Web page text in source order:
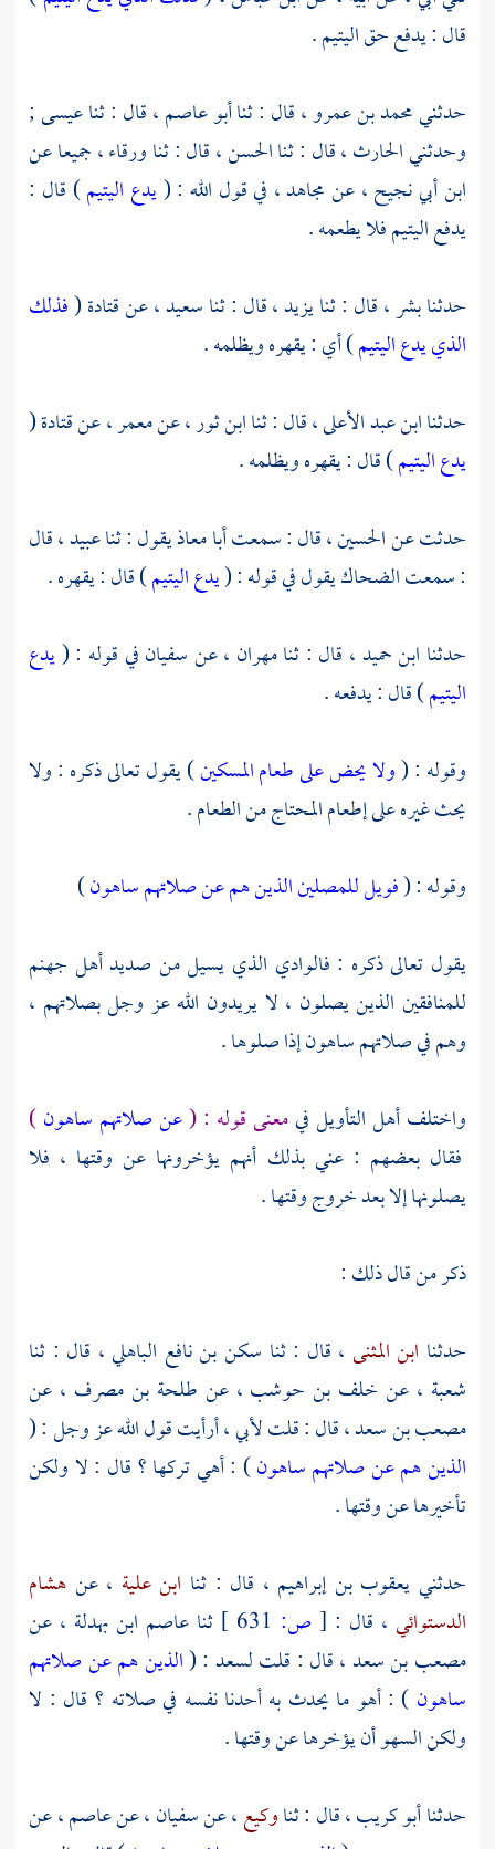
قال : يدفع حق اليتيم .
حدثنيمحمد بن عمرو، قال : ثناأبو عاصم، قال : ثناعيسى;
وحدثنيالحارث، قال : ثناالحسن، قال : ثناورقاء ،جميعا عن
ابن أبي نجيح ،عنمجاهد، في قول الله : (يدع اليتيم) قال :
يدفع اليتيم فلا يطعمه .
حدثنابشر، قال : ثنايزيد، قال : ثناسعيد ،عنقتادة(فذلك
الذي يدع اليتيم) أي : يقهره ويظلمه .
حدثناابن عبد الأعلى، قال : ثناابن ثور، عنمعمر، عنقتادة(
يدع اليتيم) قال : يقهره ويظلمه .
حدثت عنالحسين، قال : سمعتأبا معاذيقول : ثناعبيد، قال
: سمعتالضحاكيقول في قوله : (يدع اليتيم) قال : يقهره .
حدثنا ابن حميد، قال : ثنامهران ، عنسفيانفي قوله : (يدع
اليتيم) قال : يدفعه .
وقوله : (ولا يحض على طعام المسكين) يقول تعالى ذكره : ولا
يحث غيره على إطعام المحتاج من الطعام .
وقوله : (فويل للمصلين الذين هم عن صلاتهم ساهون)
يقول تعالى ذكره : فالوادي الذي يسيل من صديد أهل جهنم
للمنافقين الذين يصلون ، لا يريدون الله عز وجل بصلاتهم ،
وهم في صلاتهم ساهون إذا صلوها .
واختلف أهل التأويل فيمعنى قوله : (عن صلاتهم ساهون)
فقال بعضهم : عني بذلك أنهم يؤخرونها عن وقتها ، فلا
يصلونها إلا بعد خروج وقتها .
ذكر من قال ذلك :
حدثنا ابن المثنى ، قال : ثنا سكن بن نافع الباهلي، قال : ثنا
شعبة ، عن خلف بن حوشب ،عن طلحة بن مصرف ، عن
مصعب بن سعد، قال : قلت لأبي ، أرأيت قول الله عز وجل : (
الذين هم عن صلاتهم ساهون) : أهي تركها ؟ قال : لا ولكن
تأخيرها عن وقتها .
حدثني يعقوب بن إبراهيم ، قال : ثنا ابن علية ، عن هشام
الدستوائي ، قال : [ ص: ثنا عاصم ابن بهدلة ، عن
مصعب بن سعد، قال : قلتلسعد : (الذين هم عن صلاتهم
ساهون ) : أهو ما يحدث به أحدنا نفسه في صلاته ؟ قال : لا
ولكن السهو أن يؤخرها عن وقتها .
حدثناأبو كريب، قال : ثناوكيع، عنسفيان، عنعاصم، عن